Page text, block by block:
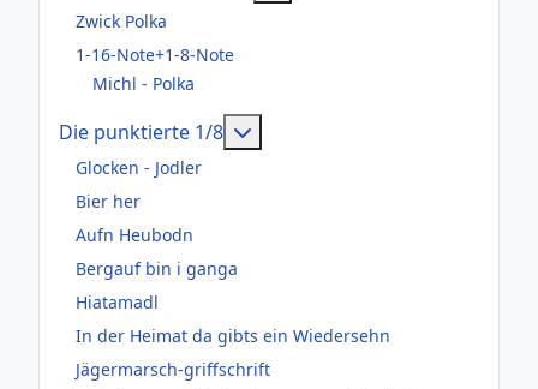
Zwick Polka
1-16-Note+1-8-Note
Michl - Polka
Die punktierte 1/8
Glocken - Jodler
Bier her
Aufn Heubodn
Bergauf bin i ganga
Hiatamadl
In der Heimat da gibts ein Wiedersehn
Jägermarsch-griffschrift